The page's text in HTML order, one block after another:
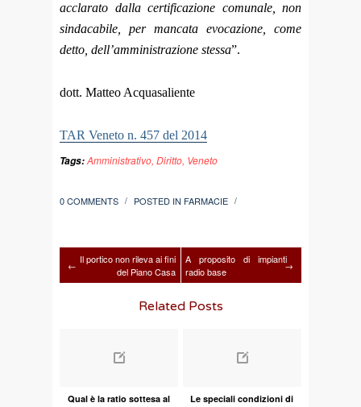
acclarato dalla certificazione comunale, non
sindacabile, per mancata evocazione, come
detto, dell’amministrazione stessa”.
dott. Matteo Acquasaliente
TAR Veneto n. 457 del 2014
Tags:Amministrativo, Diritto, Veneto
0 COMMENTS / POSTED IN FARMACIE /
← Il portico non rileva ai fini
del Piano Casa
A proposito di impianti
radio base
→
Related Posts
Qual è la ratio sottesa al
Le speciali condizioni di